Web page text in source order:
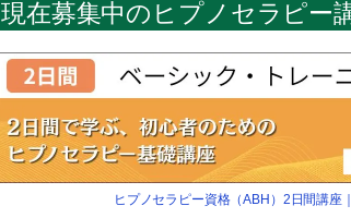
現在募集中のヒプノセラピー
ヒプノセラピー資格（ABH）2日間講座